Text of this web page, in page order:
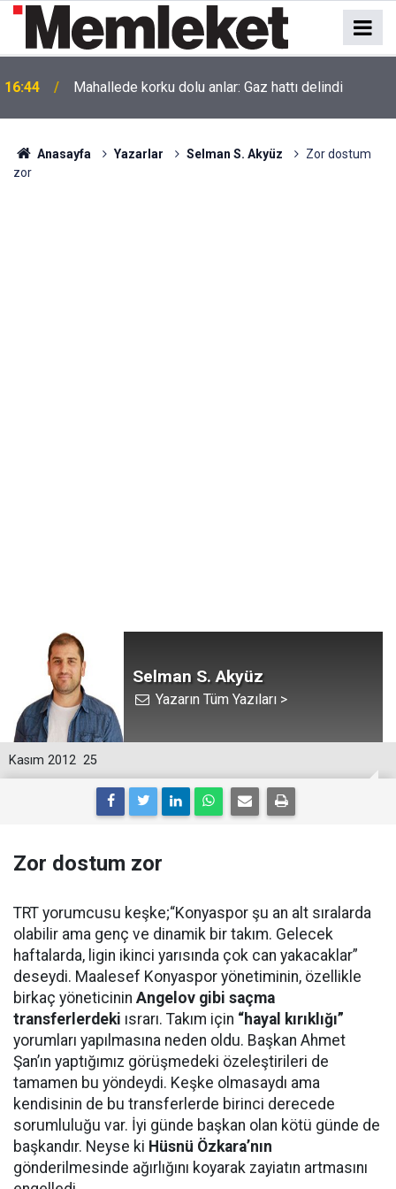
16:44 Mahallede korku dolu anlar: Gaz hattı delindi
Anasayfa Yazarlar Selman S. Akyüz
Zor dostum
zor
Selman S. Akyüz
Yazarın Tüm Yazıları >
25
Kasım 2012
Zor dostum zor
TRT yorumcusu keşke;“Konyaspor şu an alt sıralarda
olabilir ama genç ve dinamik bir takım. Gelecek
haftalarda, ligin ikinci yarısında çok can yakacaklar”
deseydi. Maalesef Konyaspor yönetiminin, özellikle
birkaç yöneticinin Angelov gibi saçma
transferlerdeki ısrarı. Takım için “hayal kırıklığı”
yorumları yapılmasına neden oldu. Başkan Ahmet
Şan’ın yaptığımız görüşmedeki özeleştirileri de
tamamen bu yöndeydi. Keşke olmasaydı ama
kendisinin de bu transferlerde birinci derecede
sorumluluğu var. İyi günde başkan olan kötü günde de
başkandır. Neyse ki Hüsnü Özkara’nın
gönderilmesinde ağırlığını koyarak zayiatın artmasını